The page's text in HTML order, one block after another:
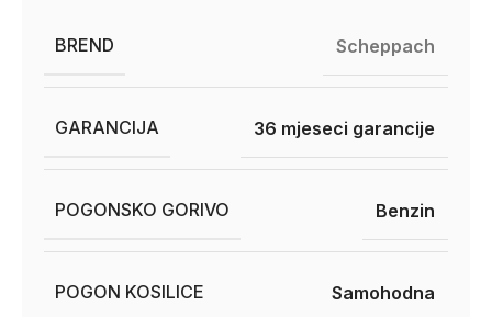
BREND Scheppach
GARANCIJA 36 mjeseci garancije
POGONSKO GORIVO Benzin
POGON KOSILICE Samohodna